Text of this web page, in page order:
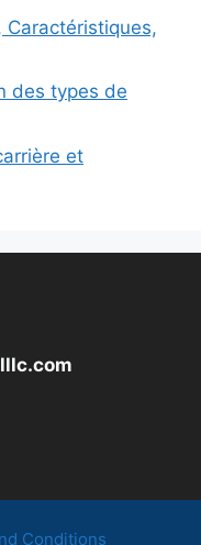
des types de
et
Conditions